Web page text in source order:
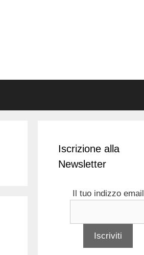
Iscrizione alla
Newsletter
Il tuo indizzo email